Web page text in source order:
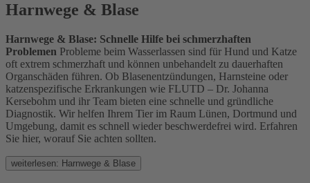
Harnwege & Blase
Harnwege & Blase: Schnelle Hilfe bei schmerzhaften
Problemen Probleme beim Wasserlassen sind für Hund und Katze
oft extrem schmerzhaft und können unbehandelt zu dauerhaften
Organschäden führen. Ob Blasenentzündungen, Harnsteine oder
katzenspezifische Erkrankungen wie FLUTD – Dr. Johanna
Kersebohm und ihr Team bieten eine schnelle und gründliche
Diagnostik. Wir helfen Ihrem Tier im Raum Lünen, Dortmund und
Umgebung, damit es schnell wieder beschwerdefrei wird. Erfahren
Sie hier, worauf Sie achten sollten.
weiterlesen: Harnwege & Blase